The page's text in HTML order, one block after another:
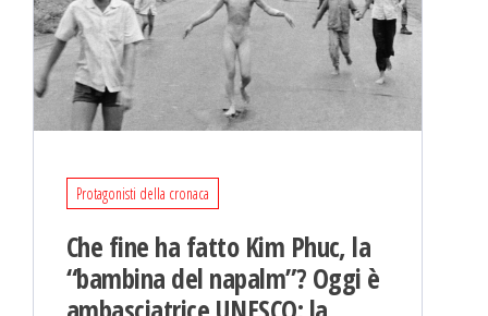
Protagonisti della cronaca
Che fine ha fatto Kim Phuc, la
“bambina del napalm”? Oggi è